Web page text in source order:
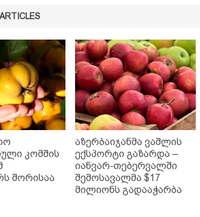
კომშის
შორისაა
აზერბაიჯანმა ვაშლის
ექსპორტი გაზარდა –
იანვარ-თებერვალში
შემოსავალმა $17
მილიონს გადააჭარბა